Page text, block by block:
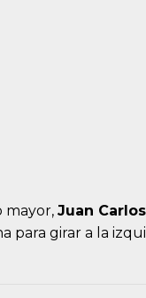
mayor, Juan
para girar a la